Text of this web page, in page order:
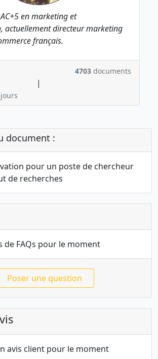
en marketing et
actuellement directeur marketing
français.
4703 documents
|
jours
document :
pour un poste de chercheur
de recherches
de FAQs pour le moment
Poser une question
avis client pour le moment